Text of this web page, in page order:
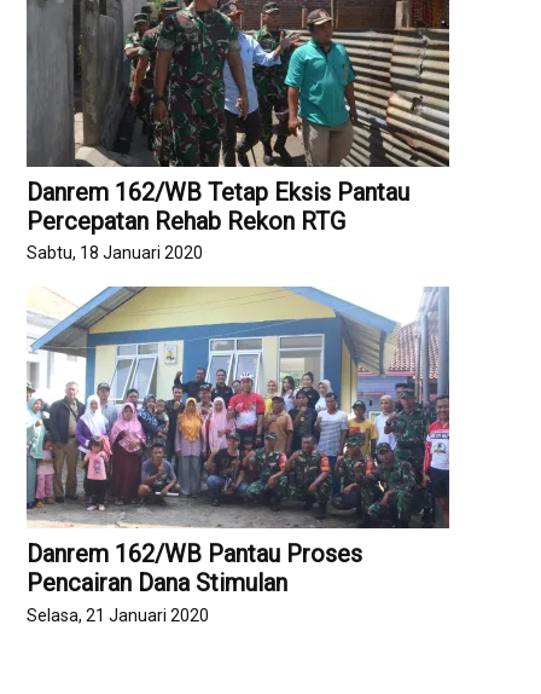
Danrem 162/WB Tetap Eksis Pantau
Percepatan Rehab Rekon RTG
Sabtu, 18 Januari 2020
Danrem 162/WB Pantau Proses
Pencairan Dana Stimulan
Selasa, 21 Januari 2020